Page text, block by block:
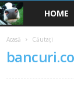
a
n
HOME
Acasă Căutați